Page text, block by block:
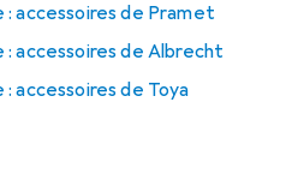
accessoires de Pramet
accessoires de Albrecht
accessoires de Toya